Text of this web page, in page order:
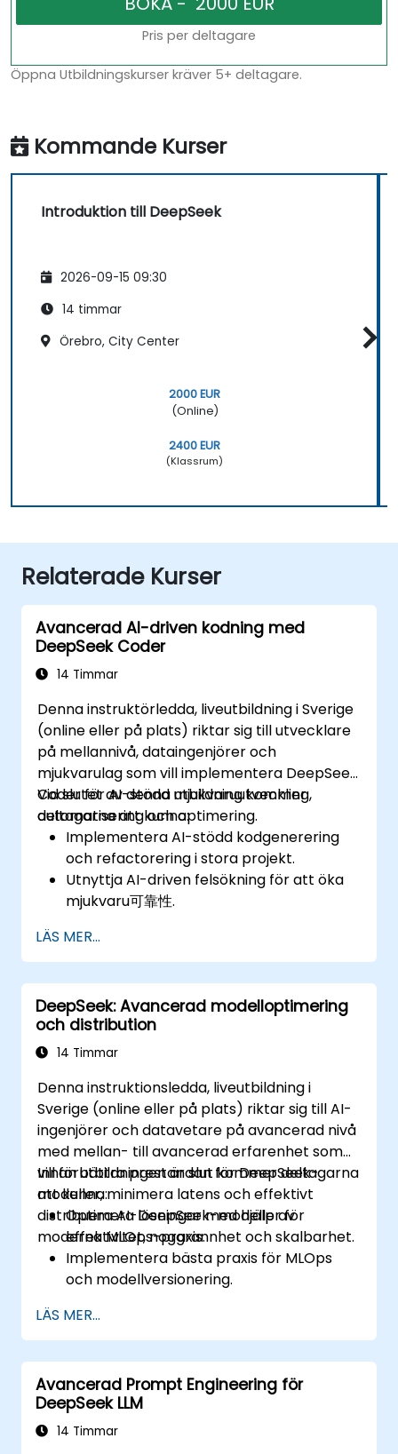
Pris per deltagare
Öppna Utbildningskurser kräver 5+ deltagare.
Kommande Kurser
Introduktion till DeepSeek
2026-09-15 09:30
14 timmar
Örebro, City Center
2000 EUR
(Online)
2400 EUR
(Klassrum)
Relaterade Kurser
Avancerad AI-driven kodning med
DeepSeek Coder
14 Timmar
Denna instruktörledda, liveutbildning i Sverige
(online eller på plats) riktar sig till utvecklare
på mellannivå, dataingenjörer och
mjukvarulag som vill implementera DeepSeek
Coder för AI-stödd mjukvaruutveckling,
automatisering och optimering.
Vid slutet av denna utbildning kommer
deltagarna att kunna:
Implementera AI-stödd kodgenerering
och refactorering i stora projekt.
Utnyttja AI-driven felsökning för att öka
mjukvaru可靠性.
CI/CD-pipelines.
Använda AI för intelligent automatisering
inom mjukvaruutvecklingsflöden.
LÄS MER...
DeepSeek: Avancerad modelloptimering
och distribution
14 Timmar
Denna instruktionsledda, liveutbildning i
Sverige (online eller på plats) riktar sig till AI-
ingenjörer och datavetare på avancerad nivå
med mellan- till avancerad erfarenhet som
vill förbättra prestandan för DeepSeek-
modeller, minimera latens och effektivt
distribuera AI-lösningar med hjälp av
moderna MLOps-praxis.
Innan utbildningen är slut kommer deltagarna
att kunna:
Optimera DeepSeek-modeller för
effektivitet, noggrannhet och skalbarhet.
Implementera bästa praxis för MLOps
och modellversionering.
och lokala infrastruktur.
Övervaka, underhålla och skala AI-
lösningar effektivt.
LÄS MER...
Avancerad Prompt Engineering för
DeepSeek LLM
14 Timmar